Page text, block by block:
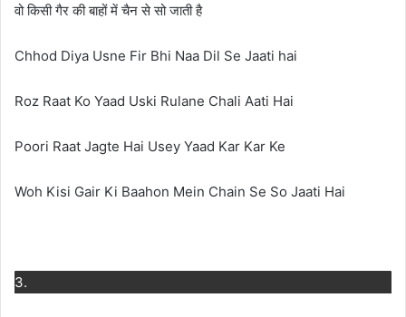
वो किसी गैर की बाहों में चैन से सो जाती है
Chhod Diya Usne Fir Bhi Naa Dil Se Jaati hai
Roz Raat Ko Yaad Uski Rulane Chali Aati Hai
Poori Raat Jagte Hai Usey Yaad Kar Kar Ke
Woh Kisi Gair Ki Baahon Mein Chain Se So Jaati Hai
3.